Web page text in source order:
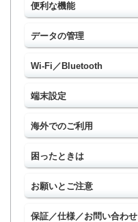
便利な機能
データの管理
Wi-Fi／Bluetooth
端末設定
海外でのご利用
困ったときは
お願いとご注意
保証／仕様／お問い合わせ